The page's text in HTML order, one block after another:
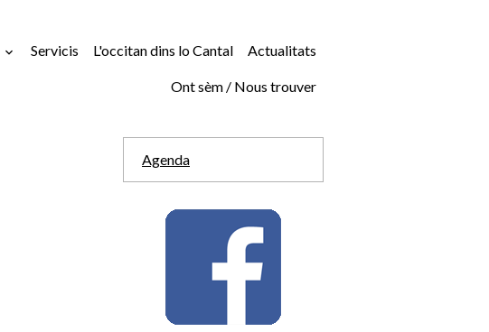
Servicis L'occitan dins lo Cantal Actualitats
Ont sèm / Nous trouver
Agenda